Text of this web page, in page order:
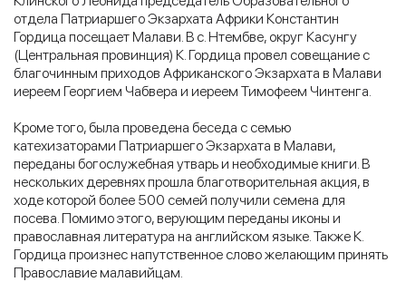
отдела Патриаршего Экзархата Африки Константин
Гордица посещает Малави. В с. Нтембве, округ Касунгу
(Центральная провинция) К. Гордица провел совещание с
благочинным приходов Африканского Экзархата в Малави
иереем Георгием Чабвера и иереем Тимофеем Чинтенга.
Кроме того, была проведена беседа с семью
катехизаторами Патриаршего Экзархата в Малави,
переданы богослужебная утварь и необходимые книги. В
нескольких деревнях прошла благотворительная акция, в
ходе которой более 500 семей получили семена для
посева. Помимо этого, верующим переданы иконы и
православная литература на английском языке. Также К.
Гордица произнес напутственное слово желающим принять
Православие малавийцам.